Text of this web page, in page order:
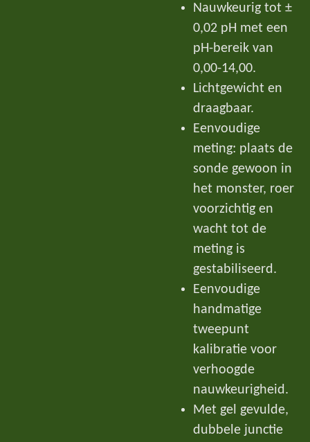
Nauwkeurig tot ±
0,02 pH met een
pH-bereik van
0,00-14,00.
Lichtgewicht en
draagbaar.
Eenvoudige
meting: plaats de
sonde gewoon in
het monster, roer
voorzichtig en
wacht tot de
meting is
gestabiliseerd.
Eenvoudige
handmatige
tweepunt
kalibratie voor
verhoogde
nauwkeurigheid.
Met gel gevulde,
dubbele junctie